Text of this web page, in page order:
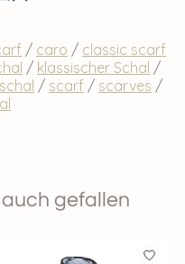
/ caro / classic scarf
/ klassischer Schal /
/ scarf / scarves /
gefallen